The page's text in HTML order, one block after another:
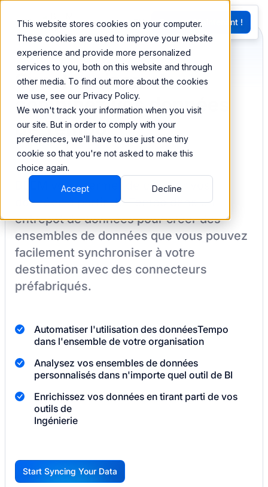
This website stores cookies on your computer.
These cookies are used to improve your website
experience and provide more personalized
services to you, both on this website and through
other media. To find out more about the cookies
we use, see our Privacy Policy.
We won't track your information when you visit
our site. But in order to comply with your
preferences, we'll have to use just one tiny
cookie so that you're not asked to make this
choice again.
Accept Decline
EN
G
Essayez Maintenant !
Synchronisez et
combinez vos données
de Tempo
BEEM vous permet de charger vos
données à partir deTempodans un
entrepôt de données pour créer des
ensembles de données que vous pouvez
facilement synchroniser à votre
destination avec des connecteurs
préfabriqués.
Automatiser l'utilisation des donnéesTempo
dans l'ensemble de votre organisation
Analysez vos ensembles de données
personnalisés dans n'importe quel outil de BI
Enrichissez vos données en tirant parti de vos
outils de
Ingénierie
G
Start Syncing Your Data